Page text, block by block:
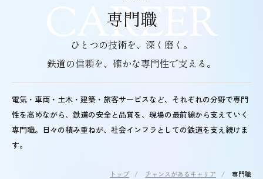
専門職
ひとつの技術を、深く磨く。
鉄道の信頼を、確かな専門性で支える。
電気・車両・土木・建築・旅客サービスなど、それぞれの分野で専門
性を高めながら、鉄道の安全と品質を、現場の最前線から支えていく
専門職。日々の積み重ねが、社会インフラとしての鉄道を支え続けま
す。
トップ/ チャンスがあるキャリア / 専門職